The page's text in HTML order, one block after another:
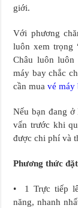
giới.
Với phương
luôn xem trọng
Châu luôn
máy bay chắc
cần muavé máy
Nếu bạn đang
vấn trước khi
được chi phí và
Phương thức
• 1 Trực tiếp
năng, nhanh